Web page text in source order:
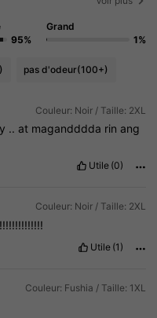
95%
Grand
1%
pas d'odeur(100+)
Couleur: Noir / Taille: 2XL
.. at magandddda rin ang
Utile (0)
Couleur: Noir / Taille: 2XL
Utile (1)
Couleur: Fushia / Taille: 1XL